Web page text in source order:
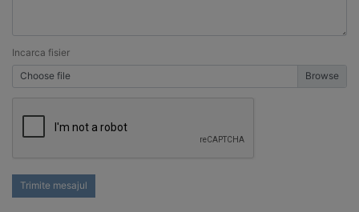
Incarca fisier
Choose file
Trimite mesajul